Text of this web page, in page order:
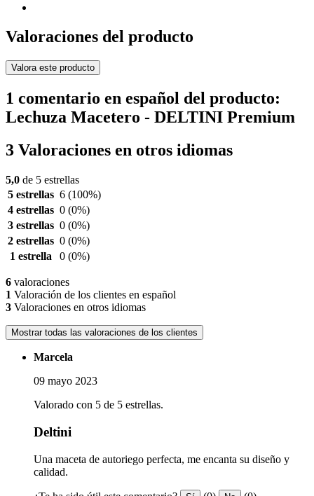
Valoraciones del producto
Valora este producto
1 comentario en español del producto:
Lechuza Macetero - DELTINI Premium
3 Valoraciones en otros idiomas
5,0 de 5 estrellas
5 estrellas 6 (100%)
4 estrellas 0 (0%)
3 estrellas 0 (0%)
2 estrellas 0 (0%)
1 estrella
0 (0%)
6 valoraciones
1 Valoración de los clientes en español
3 Valoraciones en otros idiomas
Mostrar todas las valoraciones de los clientes
Marcela
09 mayo 2023
Valorado con 5 de 5 estrellas.
Deltini
Una maceta de autoriego perfecta, me encanta su diseño y
calidad.